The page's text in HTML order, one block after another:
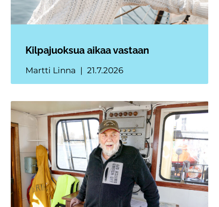
Kilpajuoksua aikaa vastaan
Martti Linna 21.7.2026